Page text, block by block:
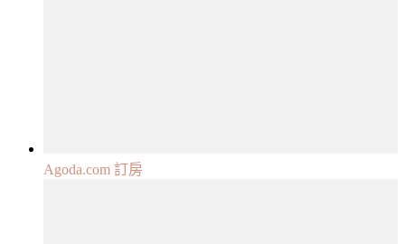
Agoda.com 訂房